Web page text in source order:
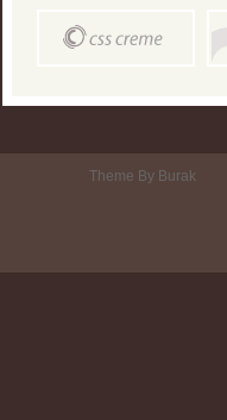
Theme By Burak